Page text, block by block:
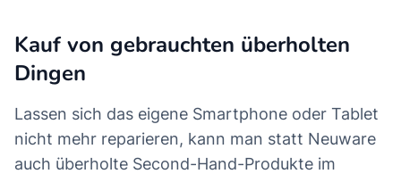
Kauf von gebrauchten überholten
Dingen
Lassen sich das eigene Smartphone oder Tablet
nicht mehr reparieren, kann man statt Neuware
auch überholte Second-Hand-Produkte im